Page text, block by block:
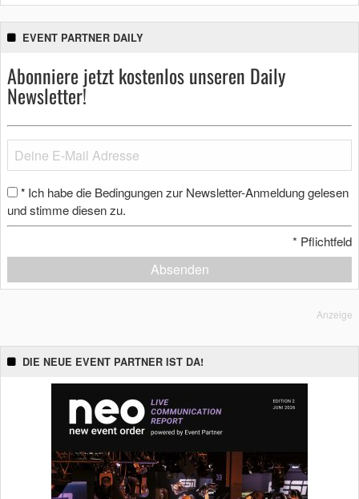
EVENT PARTNER DAILY
Abonniere jetzt kostenlos unseren Daily
Newsletter!
* Ich habe die Bedingungen zur Newsletter-Anmeldung gelesen
und stimme diesen zu.
* Pflichtfeld
Absenden
Anzeige
DIE NEUE EVENT PARTNER IST DA!